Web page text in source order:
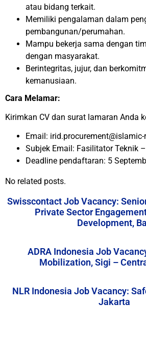
atau bidang terkait.
Memiliki pengalaman dalam
pembangunan/perumahan.
Mampu bekerja sama dengan
dengan masyarakat.
Berintegritas, jujur, dan
kemanusiaan.
Cara Melamar:
Kirimkan CV dan surat lamaran Anda
Email: irid.procurement@islamic-
Subjek Email: Fasilitator Teknik
Deadline pendaftaran: 5
No related posts.
Swisscontact Job Vacancy:
Private Sector
Development,
ADRA Indonesia Job
Mobilization, Sigi –
NLR Indonesia Job Vacancy:
Jakarta